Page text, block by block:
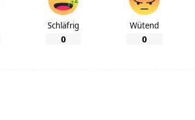
Schläfrig
0
Wütend
0